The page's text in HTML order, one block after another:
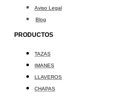
Aviso Legal
Blog
PRODUCTOS
TAZAS
IMANES
LLAVEROS
CHAPAS